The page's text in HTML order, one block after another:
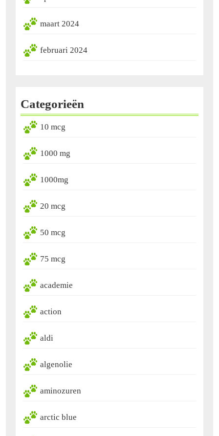
maart 2024
februari 2024
Categorieën
10 mcg
1000 mg
1000mg
20 mcg
50 mcg
75 mcg
academie
action
aldi
algenolie
aminozuren
arctic blue